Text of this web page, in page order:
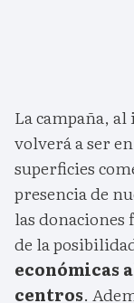
La campaña,
volverá a ser
superficies
presencia de
las
de la
económicas
centros.